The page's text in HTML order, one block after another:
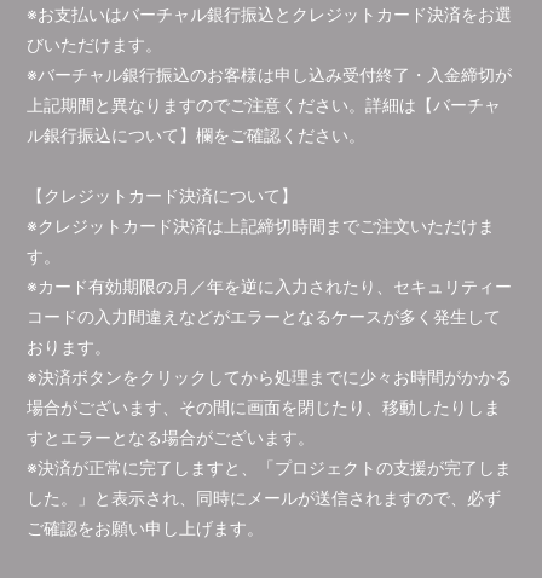
※お支払いはバーチャル銀行振込とクレジットカード決済をお選
びいただけます。
※バーチャル銀行振込のお客様は申し込み受付終了・入金締切が
上記期間と異なりますのでご注意ください。詳細は【バーチャ
ル銀行振込について】欄をご確認ください。
【クレジットカード決済について】
※クレジットカード決済は上記締切時間までご注文いただけま
す。
※カード有効期限の月／年を逆に入力されたり、セキュリティー
コードの入力間違えなどがエラーとなるケースが多く発生して
おります。
※決済ボタンをクリックしてから処理までに少々お時間がかかる
場合がございます、その間に画面を閉じたり、移動したりしま
すとエラーとなる場合がございます。
※決済が正常に完了しますと、「プロジェクトの支援が完了しま
した。」と表示され、同時にメールが送信されますので、必ず
ご確認をお願い申し上げます。